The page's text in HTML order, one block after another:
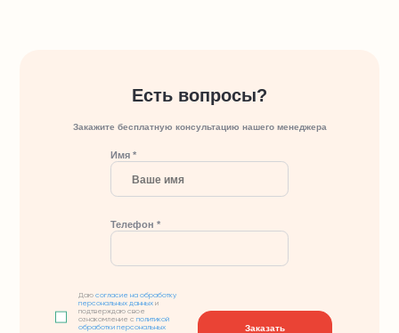
Есть вопросы?
Закажите бесплатную консультацию нашего менеджера
Имя *
Телефон *
Даюсогласие на обработку
персональных данных и
подтверждаю свое
ознакомление сполитикой
обработки персональных
Заказать